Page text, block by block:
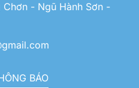
- Ngũ Hành Sơn -
BÁO